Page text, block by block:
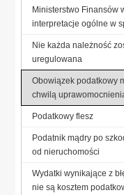
Ministerstwo Finansów
interpretacje ogólne w
Nie każda należność
uregulowana
Obowiązek podatkowy
chwilą
Podatkowy flesz
Podatnik mądry po
od nieruchomości
Wydatki wynikające z
nie są kosztem